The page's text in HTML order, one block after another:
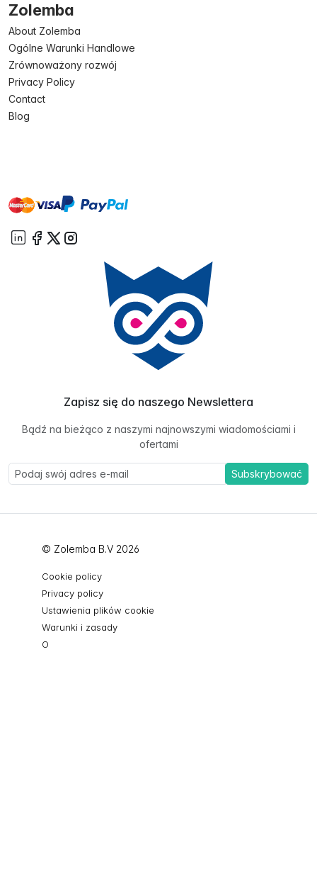
Zolemba
About Zolemba
Ogólne Warunki Handlowe
Zrównoważony rozwój
Privacy Policy
Contact
Blog
mastervisa paypal
Zapisz się do naszego Newslettera
Bądź na bieżąco z naszymi najnowszymi wiadomościami i
ofertami
Subskrybować
© Zolemba B.V 2026
Cookie policy
Privacy policy
Ustawienia plików cookie
Warunki i zasady
O